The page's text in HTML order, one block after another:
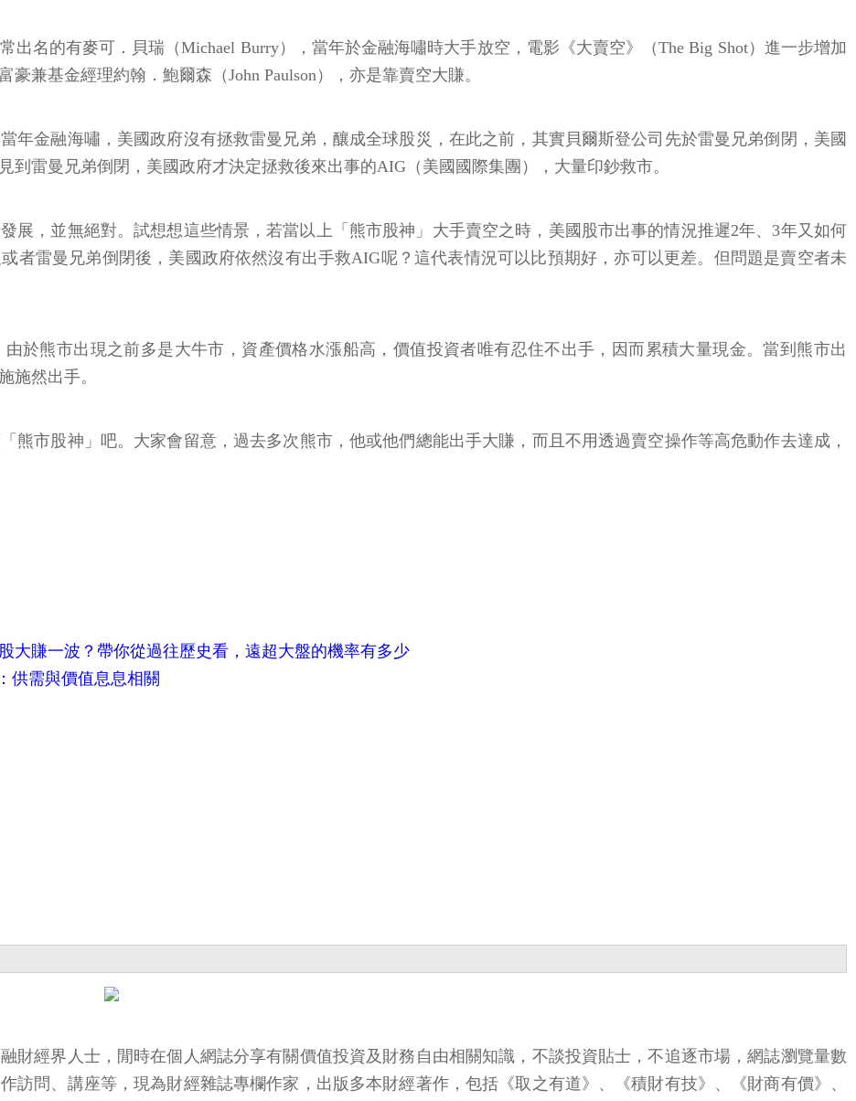
出名的有麥可．貝瑞（Michael Burry），當年於金融海嘯時大手放空，電影《大賣空》（The Big Shot）進一步增加
兼基金經理約翰．鮑爾森（John Paulson），亦是靠賣空大賺。
年金融海嘯，美國政府沒有拯救雷曼兄弟，釀成全球股災，在此之前，其實貝爾斯登公司先於雷曼兄弟倒閉，美國
雷曼兄弟倒閉，美國政府才決定拯救後來出事的AIG（美國國際集團），大量印鈔救市。
展，並無絕對。試想想這些情景，若當以上「熊市股神」大手賣空之時，美國股市出事的情況推遲2年、3年又如何
者雷曼兄弟倒閉後，美國政府依然沒有出手救AIG呢？這代表情況可以比預期好，亦可以更差。但問題是賣空者未
於熊市出現之前多是大牛市，資產價格水漲船高，價值投資者唯有忍住不出手，因而累積大量現金。當到熊市出
施然出手。
熊市股神」吧。大家會留意，過去多次熊市，他或他們總能出手大賺，而且不用透過賣空操作等高危動作去達成，
大賺一波？帶你從過往歷史看，遠超大盤的機率有多少
供需與價值息息相關
財經界人士，閒時在個人網誌分享有關價值投資及財務自由相關知識，不談投資貼士，不追逐市場，網誌瀏覽量數
訪問、講座等，現為財經雜誌專欄作家，出版多本財經著作，包括《取之有道》、《積財有技》、《財商有價》、